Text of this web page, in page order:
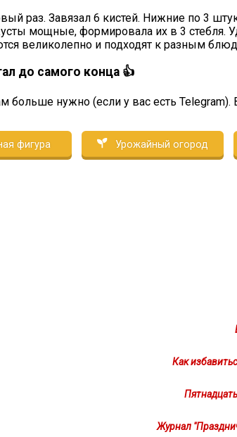
раз. Завязал 6 кистей. Нижние по 3
мощные, формировала их в 3 стебля.
великолепно и подходят к разным
до самого конца 👍
больше нужно (если у вас есть
фигура Урожайный огород
Как
Журнал